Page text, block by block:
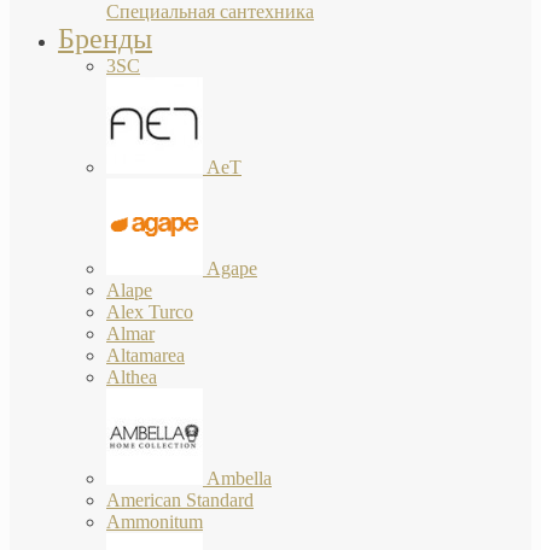
Специальная сантехника
Бренды
3SC
AeT
Agape
Alape
Alex Turco
Almar
Altamarea
Althea
Ambella
American Standard
Ammonitum